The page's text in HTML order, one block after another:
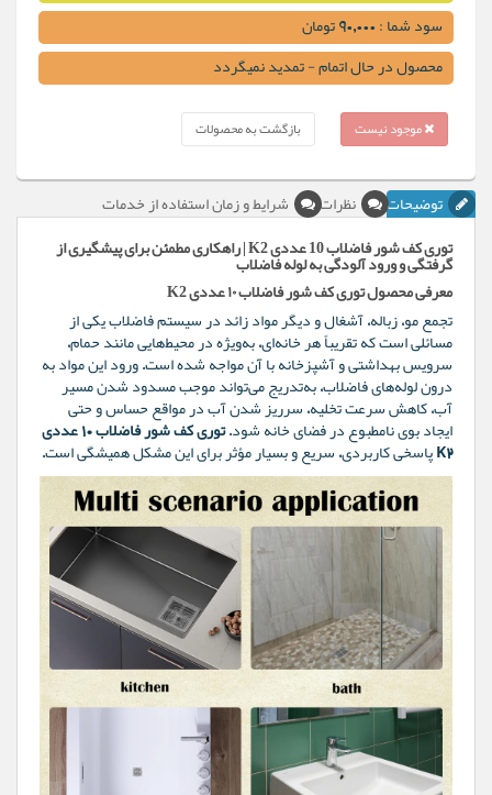
سود شما : 90,000 تومان
محصول در حال اتمام - تمدید نمیگردد
موجود نیست بازگشت به محصولات
توضیحات نظرات شرایط و زمان استفاده از خدمات
توری کف شور فاضلاب 10 عددی K2 | راهکاری مطمئن برای پیشگیری از
گرفتگی و ورود آلودگی به لوله فاضلاب
معرفی محصول توری کف شور فاضلاب ۱۰ عددی K2
تجمع مو، زباله، آشغال و دیگر مواد زائد در سیستم فاضلاب یکی از
مسائلی است که تقریباً هر خانه‌ای، به‌ویژه در محیط‌هایی مانند حمام،
سرویس بهداشتی و آشپزخانه با آن مواجه شده است. ورود این مواد به
درون لوله‌های فاضلاب، به‌تدریج می‌تواند موجب مسدود شدن مسیر
آب، کاهش سرعت تخلیه، سرریز شدن آب در مواقع حساس و حتی
ایجاد بوی نامطبوع در فضای خانه شود.
توری کف شور فاضلاب ۱۰ عددی
K2 پاسخی کاربردی، سریع و بسیار مؤثر برای این مشکل همیشگی است.